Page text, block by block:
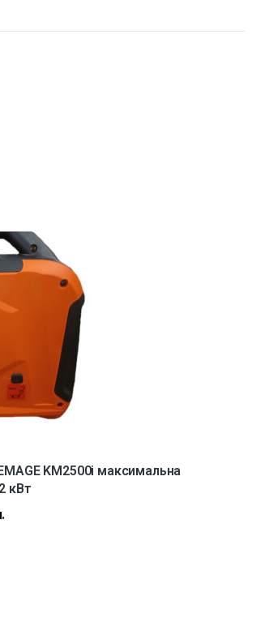
KM2500i максимальна
кВт